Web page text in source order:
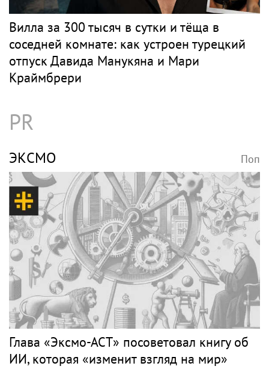
Вилла за 300 тысяч в сутки и тёща в
соседней комнате: как устроен турецкий
отпуск Давида Манукяна и Мари
Краймбрери
PR
ЭКСМО Поп
Глава «Эксмо-АСТ» посоветовал книгу об
ИИ, которая «изменит взгляд на мир»